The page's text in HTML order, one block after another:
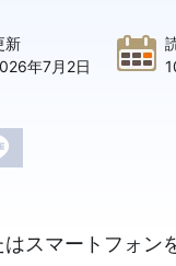
新
年7月2日
スマートフォン